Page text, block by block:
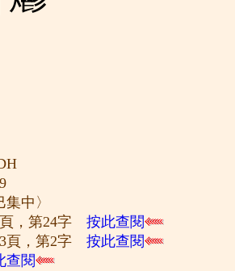
中〉
頁，第24字按此查閱
頁，第2字按此查閱
查閱